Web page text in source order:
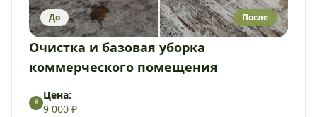
До После
Очистка и базовая уборка
коммерческого помещения
Цена:
9 000 ₽